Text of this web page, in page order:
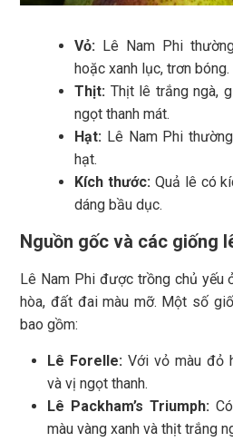
Vỏ: Lê Nam Phi
hoặc xanh lục, trơn bóng.
Thịt: Thịt lê trắng ngà,
ngọt thanh mát.
Hạt: Lê Nam Phi
hạt.
Kích thước: Quả lê có
dáng bầu dục.
Nguồn gốc và các giống
Lê Nam Phi được trồng chủ yếu
hòa, đất đai màu mỡ. Một số
bao gồm:
Lê Forelle: Với vỏ màu đỏ
và vị ngọt thanh.
Lê Packham’s Triumph:
màu vàng xanh và thịt trắng